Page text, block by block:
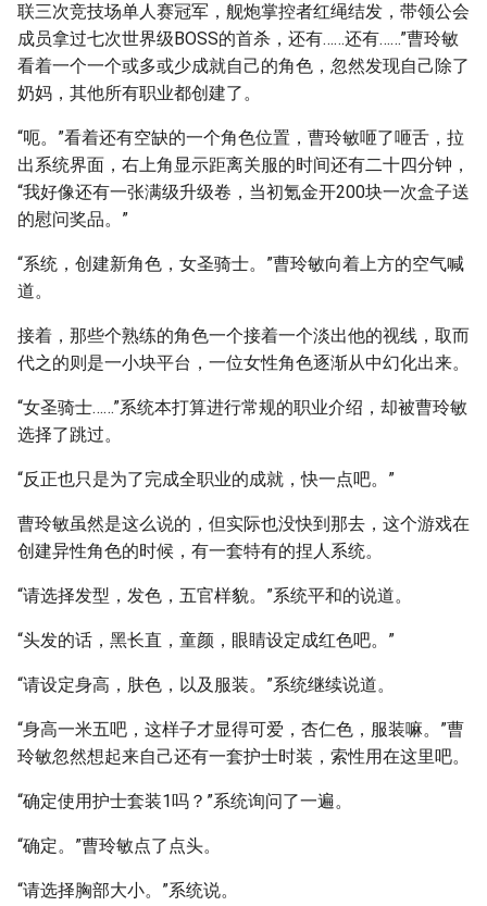
联三次竞技场单人赛冠军，舰炮掌控者红绳结发，带领公会
成员拿过七次世界级BOSS的首杀，还有……还有……”曹玲敏
看着一个一个或多或少成就自己的角色，忽然发现自己除了
奶妈，其他所有职业都创建了。
“呃。”看着还有空缺的一个角色位置，曹玲敏咂了咂舌，拉
出系统界面，右上角显示距离关服的时间还有二十四分钟，
“我好像还有一张满级升级卷，当初氪金开200块一次盒子送
的慰问奖品。”
“系统，创建新角色，女圣骑士。”曹玲敏向着上方的空气喊
道。
接着，那些个熟练的角色一个接着一个淡出他的视线，取而
代之的则是一小块平台，一位女性角色逐渐从中幻化出来。
“女圣骑士……”系统本打算进行常规的职业介绍，却被曹玲敏
选择了跳过。
“反正也只是为了完成全职业的成就，快一点吧。”
曹玲敏虽然是这么说的，但实际也没快到那去，这个游戏在
创建异性角色的时候，有一套特有的捏人系统。
“请选择发型，发色，五官样貌。”系统平和的说道。
“头发的话，黑长直，童颜，眼睛设定成红色吧。”
“请设定身高，肤色，以及服装。”系统继续说道。
“身高一米五吧，这样子才显得可爱，杏仁色，服装嘛。”曹
玲敏忽然想起来自己还有一套护士时装，索性用在这里吧。
“确定使用护士套装1吗？”系统询问了一遍。
“确定。”曹玲敏点了点头。
“请选择胸部大小。”系统说。